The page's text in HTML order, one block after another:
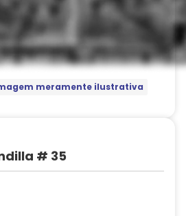
meramente ilustrativa
# 35